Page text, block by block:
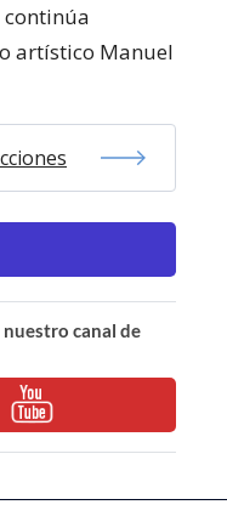
continúa
artístico Manuel
canal de